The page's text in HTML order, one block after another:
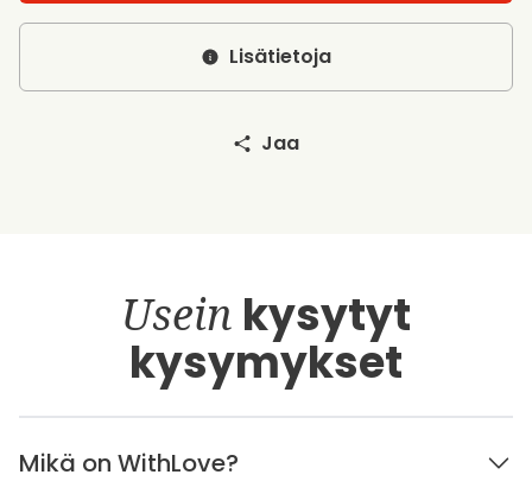
Lisätietoja
Jaa
Usein kysytyt
kysymykset
Mikä on WithLove?